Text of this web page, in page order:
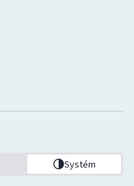
Systém